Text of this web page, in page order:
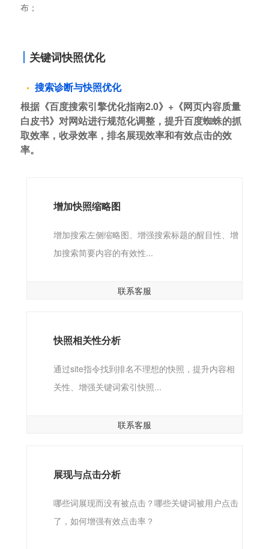
布；
关键词快照优化
搜索诊断与快照优化
根据《百度搜索引擎优化指南2.0》+《网页内容质量
白皮书》对网站进行规范化调整，提升百度蜘蛛的抓
取效率，收录效率，排名展现效率和有效点击的效
率。
增加快照缩略图
增加搜索左侧缩略图、增强搜索标题的醒目性、增
加搜索简要内容的有效性...
联系客服
快照相关性分析
通过site指令找到排名不理想的快照，提升内容相
关性、增强关键词索引快照...
联系客服
展现与点击分析
哪些词展现而没有被点击？哪些关键词被用户点击
了，如何增强有效点击率？